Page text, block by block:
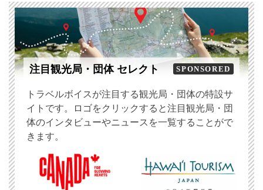
注目観光局・団体 セレクト SPONSORED
トラベルボイスが注目する観光局・団体の特設サ
イトです。ロゴをクリックすると注目観光局・団
体のインタビューやニュースを一覧することがで
きます。